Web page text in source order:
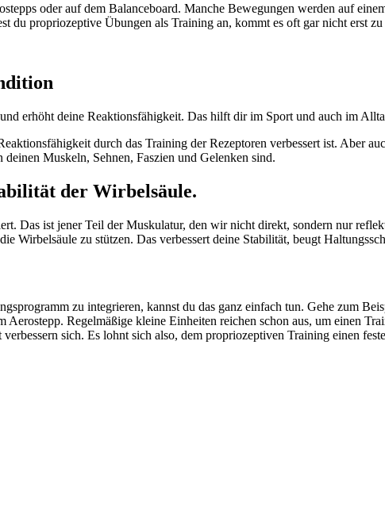
oder auf dem Balanceboard. Manche Bewegungen werden auf
du propriozeptive Übungen als Training an, kommt es oft gar nicht erst
erhöht deine Reaktionsfähigkeit. Das hilft dir im Sport und auch im
durch das Training der Rezeptoren verbessert ist. Aber
Muskeln, Sehnen, Faszien und Gelenken sind.
der Wirbelsäule.
Das ist jener Teil der Muskulatur, den wir nicht direkt, sondern nur
Wirbelsäule zu stützen. Das verbessert deine Stabilität, beugt
zu integrieren, kannst du das ganz einfach tun. Gehe zum
Regelmäßige kleine Einheiten reichen schon aus, um einen
sich. Es lohnt sich also, dem propriozeptiven Training einen